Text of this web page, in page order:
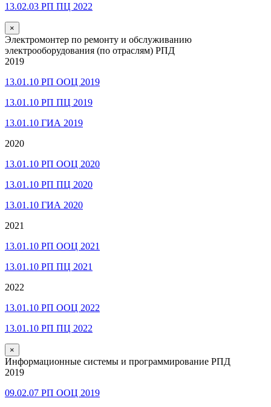
13.02.03 РП ПЦ 2022
×
Электромонтер по ремонту и обслуживанию
электрооборудования (по отраслям) РПД
2019
13.01.10 РП ООЦ 2019
13.01.10 РП ПЦ 2019
13.01.10 ГИА 2019
2020
13.01.10 РП ООЦ 2020
13.01.10 РП ПЦ 2020
13.01.10 ГИА 2020
2021
13.01.10 РП ООЦ 2021
13.01.10 РП ПЦ 2021
2022
13.01.10 РП ООЦ 2022
13.01.10 РП ПЦ 2022
×
Информационные системы и программирование РПД
2019
09.02.07 РП ООЦ 2019